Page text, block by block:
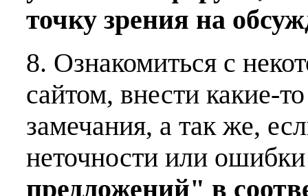
точку зрения на
8. Ознакомиться с
сайтом, внести какие-
замечания, а так же,
неточности или
предложений" в